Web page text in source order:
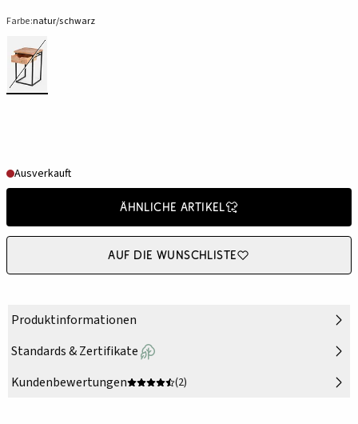
Farbe:natur/schwarz
Ausverkauft
Ähnliche Artikel
Auf die Wunschliste
Produktinformationen
Standards & Zertifikate
Kundenbewertungen
(2)